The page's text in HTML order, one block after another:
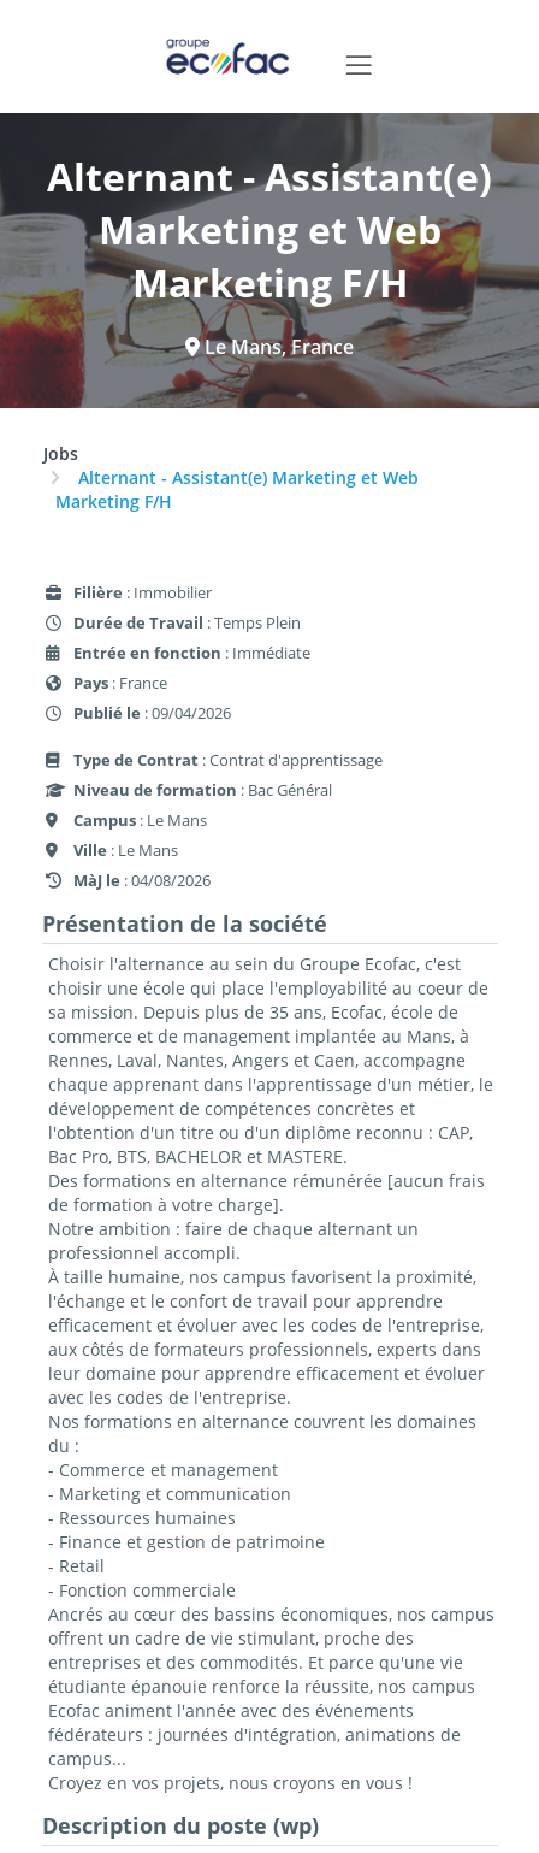
Alternant - Assistant(e)
Marketing et Web
Marketing F/H
Le Mans, France
Jobs
Alternant - Assistant(e) Marketing et Web
Marketing F/H
Filière : Immobilier
Durée de Travail : Temps Plein
Entrée en fonction : Immédiate
Pays : France
Publié le : 09/04/2026
Type de Contrat : Contrat d'apprentissage
Niveau de formation : Bac Général
Campus : Le Mans
Ville : Le Mans
MàJ le : 04/08/2026
Présentation de la société
Choisir l'alternance au sein du Groupe Ecofac, c'est
choisir une école qui place l'employabilité au coeur de
sa mission. Depuis plus de 35 ans, Ecofac, école de
commerce et de management implantée au Mans, à
Rennes, Laval, Nantes, Angers et Caen, accompagne
chaque apprenant dans l'apprentissage d'un métier, le
développement de compétences concrètes et
l'obtention d'un titre ou d'un diplôme reconnu : CAP,
Bac Pro, BTS, BACHELOR et MASTERE.
Des formations en alternance rémunérée [aucun frais
de formation à votre charge].
Notre ambition : faire de chaque alternant un
professionnel accompli.
À taille humaine, nos campus favorisent la proximité,
l'échange et le confort de travail pour apprendre
efficacement et évoluer avec les codes de l'entreprise,
aux côtés de formateurs professionnels, experts dans
leur domaine pour apprendre efficacement et évoluer
avec les codes de l'entreprise.
Nos formations en alternance couvrent les domaines
du :
- Commerce et management
- Marketing et communication
- Ressources humaines
- Finance et gestion de patrimoine
- Retail
- Fonction commerciale
Ancrés au cœur des bassins économiques, nos campus
offrent un cadre de vie stimulant, proche des
entreprises et des commodités. Et parce qu'une vie
étudiante épanouie renforce la réussite, nos campus
Ecofac animent l'année avec des événements
fédérateurs : journées d'intégration, animations de
campus...
Croyez en vos projets, nous croyons en vous !
Description du poste (wp)